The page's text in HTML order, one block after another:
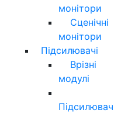
монітори
Сценічні
монітори
Підсилювачі
Врізні
модулі